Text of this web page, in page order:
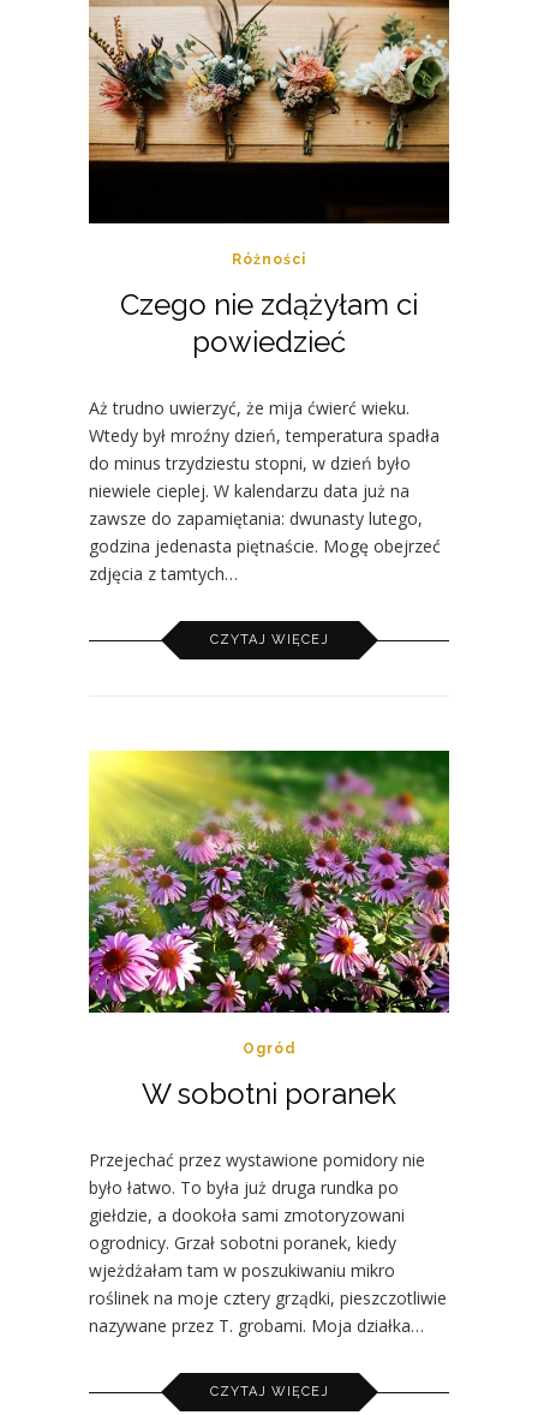
Różności
Czego nie zdążyłam ci
powiedzieć
Aż trudno uwierzyć, że mija ćwierć wieku.
Wtedy był mroźny dzień, temperatura spadła
do minus trzydziestu stopni, w dzień było
niewiele cieplej. W kalendarzu data już na
zawsze do zapamiętania: dwunasty lutego,
godzina jedenasta piętnaście. Mogę obejrzeć
zdjęcia z tamtych…
CZYTAJ WIĘCEJ
Ogród
W sobotni poranek
Przejechać przez wystawione pomidory nie
było łatwo. To była już druga rundka po
giełdzie, a dookoła sami zmotoryzowani
ogrodnicy. Grzał sobotni poranek, kiedy
wjeżdżałam tam w poszukiwaniu mikro
roślinek na moje cztery grządki, pieszczotliwie
nazywane przez T. grobami. Moja działka…
CZYTAJ WIĘCEJ